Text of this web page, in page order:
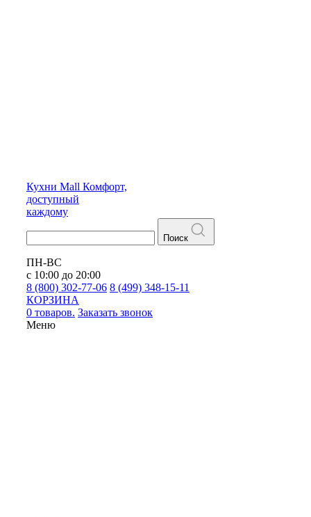
Кухни Mall Комфорт,
доступный
каждому
Поиск
ПН-ВС
с 10:00 до 20:00
8 (800) 302-77-06 8 (499) 348-15-11
КОРЗИНА
0 товаров. Заказать звонок
Меню